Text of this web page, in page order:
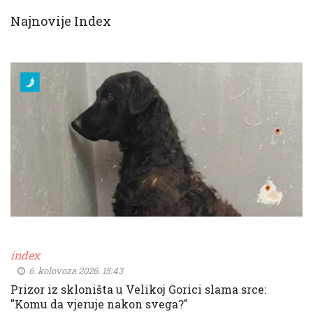
Najnovije Index
index
6. kolovoza 2026. 15:43
Prizor iz skloništa u Velikoj Gorici slama srce:
"Komu da vjeruje nakon svega?"